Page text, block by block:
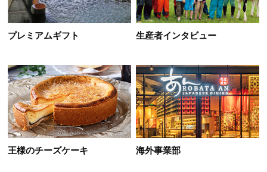
プレミアムギフト 生産者インタビュー
王様のチーズケーキ 海外事業部